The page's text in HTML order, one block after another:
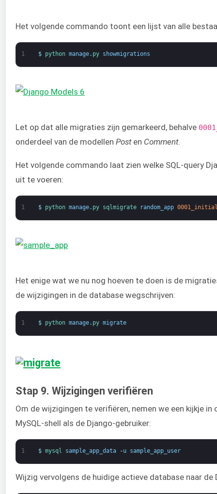
Het volgende commando toont een lijst van alle
1 $ python manage. py showmigrations
Let op dat alle migraties zijn gemarkeerd, behalve
onderdeel van de modellen Posten Comment.
Het volgende commando laat zien welke SQL-query
uit te voeren:
1 $ python manage. py sqlmigrate random_app
Het enige wat we nu nog hoeven te doen is de
de wijzigingen in de database wegschrijven:
1 $ python manage. py migrate
Stap 9. Wijzigingen verifiëren
Om de wijzigingen te verifiëren, nemen we een kijkje
MySQL-shell als de Django-gebruiker:
1 $ mysql sample_app_data -u sample_app_user
Wijzig vervolgens de huidige actieve database naar de